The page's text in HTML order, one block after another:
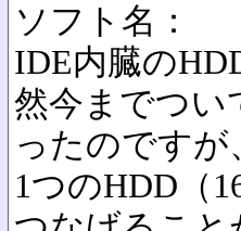
ソフト名：
IDE内臓の
然今までつい
ったのです
1つのHDD（